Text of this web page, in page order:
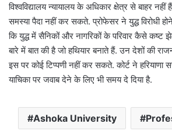
विश्वविद्यालय न्यायालय के अधिकार क्षेत्र से बाहर
समस्या पैदा नहीं कर सकते. प्रोफेसर ने युद्ध विरोधी
कि युद्ध में सैनिकों और नागरिकों के परिवार कैसे कष्ट
बारे में बात की है जो हथियार बनाते हैं. उन देशों की
इस पर कोई टिप्पणी नहीं कर सकते. कोर्ट ने हरियाणा
याचिका पर जवाब देने के लिए भी समय दे दिया है.
Ashoka University